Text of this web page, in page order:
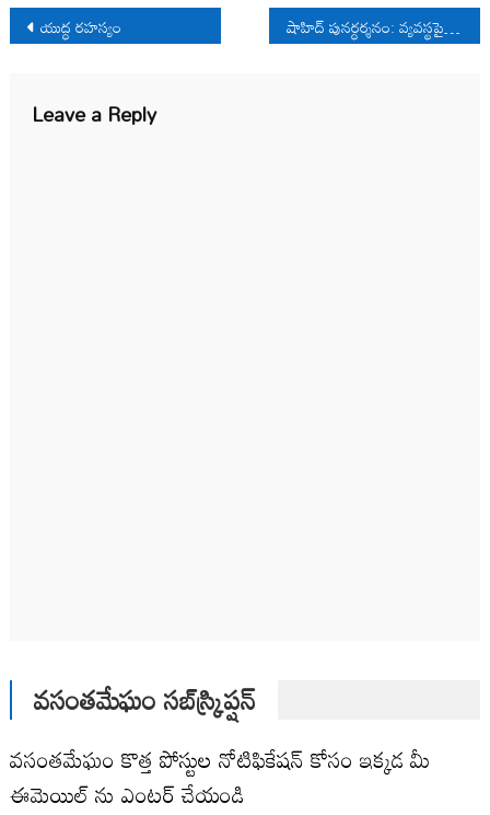
Post
navigation
యుద్ధ రహస్యం షాహిద్ పునర్ధర్శనం: వ్యవస్థపైన విశ్వాసం కోసం అవిశ్రాంత అన్వేషణ
Leave a Reply
వసంతమేఘం సబ్‌స్క్రిప్షన్
వసంతమేఘం కొత్త పోస్టుల నోటిఫికేషన్ కోసం ఇక్కడ మీ
ఈమెయిల్ ను ఎంటర్ చేయండి